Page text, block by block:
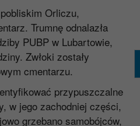
Orliczu,
Trumnę odnalazła
PUBP w Lubartowie,
Zwłoki zostały
cmentarzu.
przypuszczalne
w jego zachodniej części,
grzebano samobójców,